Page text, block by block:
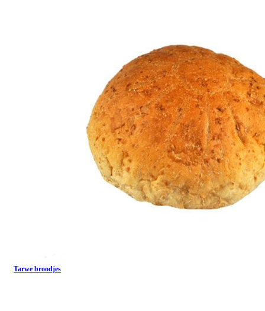
Tarwe broodjes